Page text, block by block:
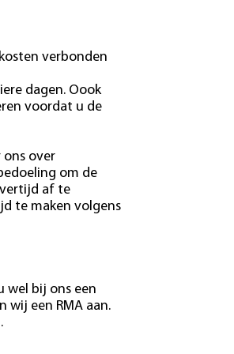
verbonden
dagen. Oook
voordat u de
ons over
om de
af te
te maken volgens
wel bij ons een
wij een RMA aan.